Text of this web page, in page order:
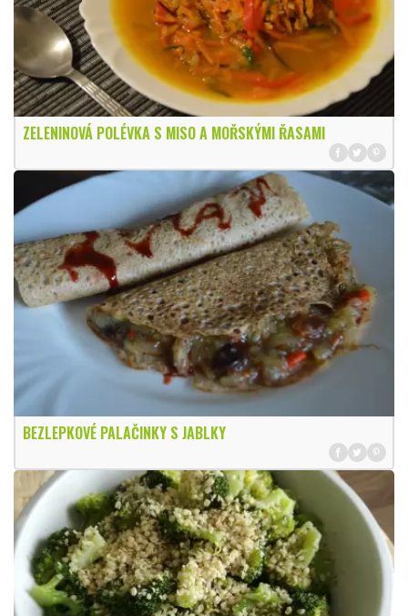
ZELENINOVÁ POLÉVKA S MISO A MOŘSKÝMI ŘASAMI
BEZLEPKOVÉ PALAČINKY S JABLKY